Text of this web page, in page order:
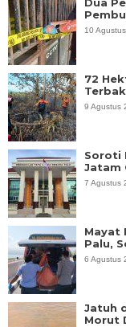
10
72
9 Agustus
Soroti
Jatam
7 Agustus
Mayat
Palu,
6 Agustus
Jatuh
Morut